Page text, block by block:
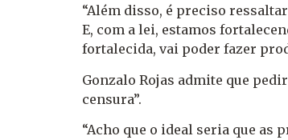
“Além disso, é preciso
E, com a lei, estamos
fortalecida, vai poder fazer
Gonzalo Rojas admite que
censura”.
“Acho que o ideal seria que